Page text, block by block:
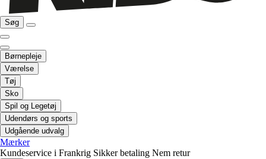
Søg
Børnepleje
Værelse
Tøj
Sko
Spil og Legetøj
Udendørs og sports
Udgående udvalg
Mærker
Kundeservice i Frankrig Sikker betaling Nem retur